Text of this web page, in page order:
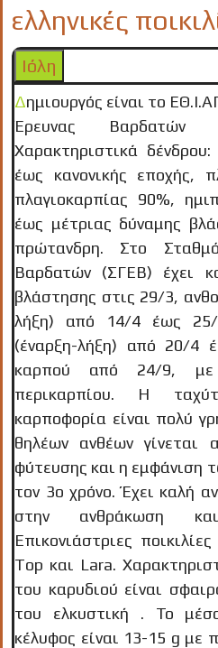
ελληνικές
Ιόλη
Δημιουργός είναι το ΕΘ.Ι.ΑΓ.Ε./Σταθμός Γεωργικής
Έρευνας Βαρδατών
Χαρακτηριστικά
έως κανονικής εποχής,
πλαγιοκαρπίας 90%,
έως μέτριας δύναμης
πρώτανδρη. Στο
Βαρδατών (ΣΓΕΒ) έχει
βλάστησης στις 29/3,
λήξη) από 14/4 έως 25/
(έναρξη-λήξη) από 20/4
καρπού από 24/9,
περικαρπίου. H
καρποφορία είναι πολύ
θηλέων ανθέων
φύτευσης και η εμφάνιση
τον 3ο χρόνο. Έχει καλή
στην ανθράκωση
Επικονιάστριες
Top και Lara.
του καρυδιού είναι
του ελκυστική . Το
κέλυφος είναι 13-15 g με